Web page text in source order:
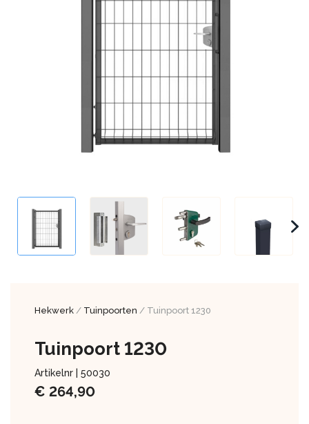
Hekwerk / Tuinpoorten / Tuinpoort 1230
Tuinpoort 1230
Artikelnr | 50030
€ 264,90